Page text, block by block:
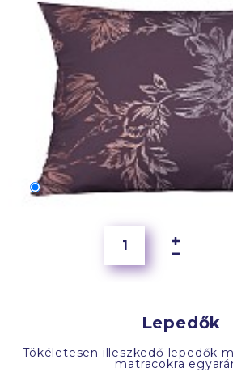
70x50
Lepedők
Tökéletesen illeszkedő lepedők
matracokra